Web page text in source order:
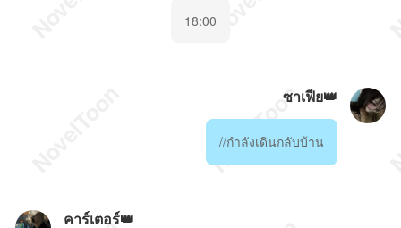
18:00
ซาเฟีย👑
//กำลังเดินกลับบ้าน
คาร์เตอร์👑